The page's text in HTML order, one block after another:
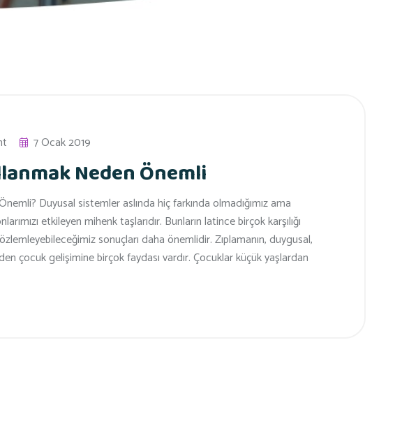
7 Ocak 2019
Neden Önemli
Duyusal sistemler aslında hiç farkında olmadığımız ama
etkileyen mihenk taşlarıdır. Bunların latince birçok karşılığı
sonuçları daha önemlidir. Zıplamanın, duygusal,
çocuk gelişimine birçok faydası vardır. Çocuklar küçük yaşlardan